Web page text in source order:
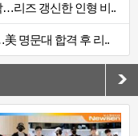
…리즈 갱신한 인형 비..
명문대 합격 후 리..